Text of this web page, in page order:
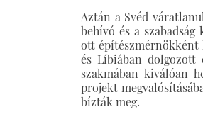
Aztán a Svéd
behívó és a
ott építészmérnökként
és Líbiában
szakmában kiválóan
projekt
bízták meg.